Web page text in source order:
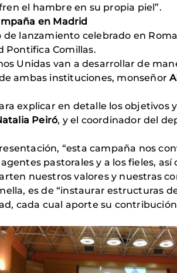
el hambre en su propia piel”.
en Madrid
lanzamiento celebrado en
Pontifica Comillas.
Unidas van a desarrollar de
ambas instituciones, monseñor
explicar en detalle los
Peiró, y el coordinador del
“esta campaña nos
pastorales y a los fieles,
nuestros valores y nuestras
es de “instaurar estructuras
cada cual aporte su